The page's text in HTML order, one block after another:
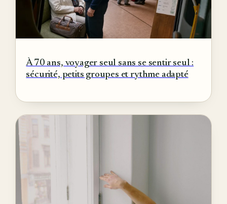
À 70 ans, voyager seul sans se sentir seul :
sécurité, petits groupes et rythme adapté